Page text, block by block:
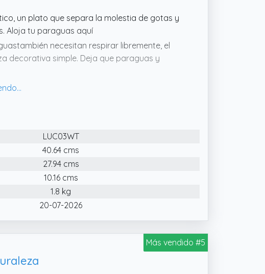
un plato que separa la molestia de gotas y
Aloja tu paraguas aquí
necesitan respirar libremente, el
decorativa simple. Deja que paraguas y
acompaña firmemente a paraguas de
el agua acumulado, así que el suelo no sufre
LUC03WT
40.64 cms
27.94 cms
10.16 cms
1.8 kg
20-07-2026
Más vendido #5